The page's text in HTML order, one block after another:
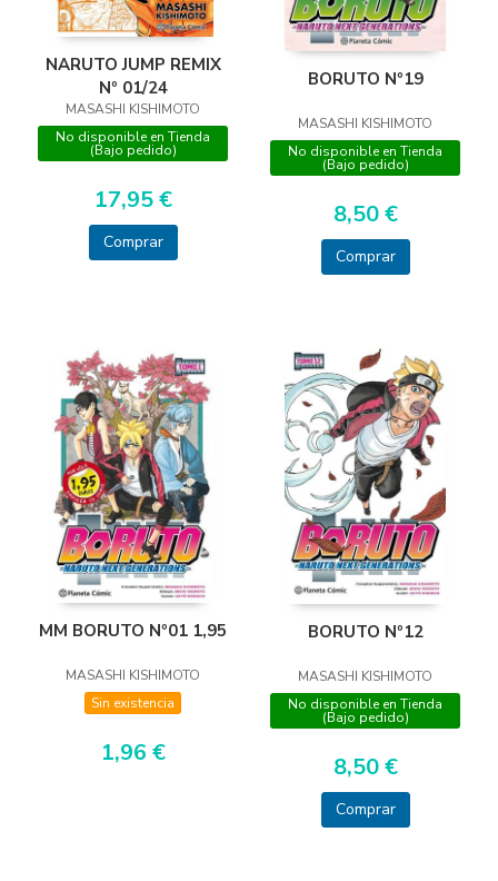
NARUTO JUMP REMIX
Nº 01/24
MASASHI KISHIMOTO
No disponible en Tienda
(Bajo pedido)
17,95 €
Comprar
BORUTO Nº19
MASASHI KISHIMOTO
No disponible en Tienda
(Bajo pedido)
8,50 €
Comprar
MM BORUTO Nº01 1,95
MASASHI KISHIMOTO
Sin existencia
1,96 €
BORUTO Nº12
MASASHI KISHIMOTO
No disponible en Tienda
(Bajo pedido)
8,50 €
Comprar